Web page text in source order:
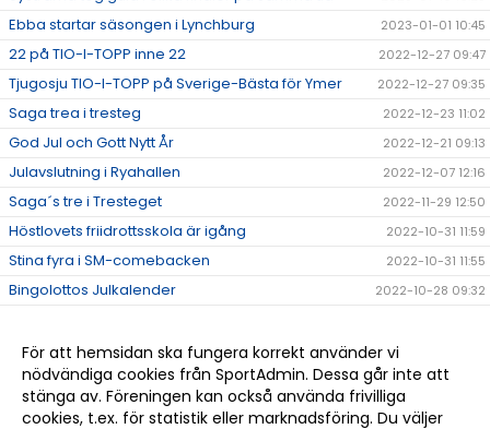
Ebba startar säsongen i Lynchburg 2023-01-01 10:45
22 på TIO-I-TOPP inne 22 2022-12-27 09:47
Tjugosju TIO-I-TOPP på Sverige-Bästa för Ymer 2022-12-27 09:35
Saga trea i tresteg 2022-12-23 11:02
God Jul och Gott Nytt År 2022-12-21 09:13
Julavslutning i Ryahallen 2022-12-07 12:16
Saga´s tre i Tresteget 2022-11-29 12:50
Höstlovets friidrottsskola är igång 2022-10-31 11:59
Stina fyra i SM-comebacken 2022-10-31 11:55
Bingolottos Julkalender 2022-10-28 09:32
Eric tog hem femman i Alingsås 2022-10-11 11:20
Det kom en skur... 2022-10-06 13:04
Tre GM-medaljer till Ymer 2022-09-20 09:35
För att hemsidan ska fungera korrekt använder vi
nödvändiga cookies från SportAdmin. Dessa går inte att
stänga av. Föreningen kan också använda frivilliga
cookies, t.ex. för statistik eller marknadsföring. Du väljer